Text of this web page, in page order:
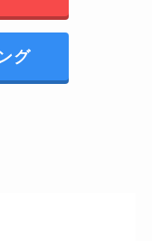
グ